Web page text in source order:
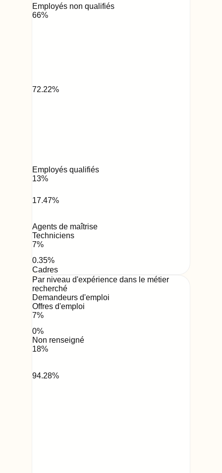
Employés non qualifiés
66%
72.22%
Employés qualifiés
13%
17.47%
Agents de maîtrise
Techniciens
7%
0.35%
Cadres
Par niveau d'expérience dans le métier
recherché
Demandeurs d'emploi
Offres d'emploi
7%
0%
Non renseigné
18%
94.28%